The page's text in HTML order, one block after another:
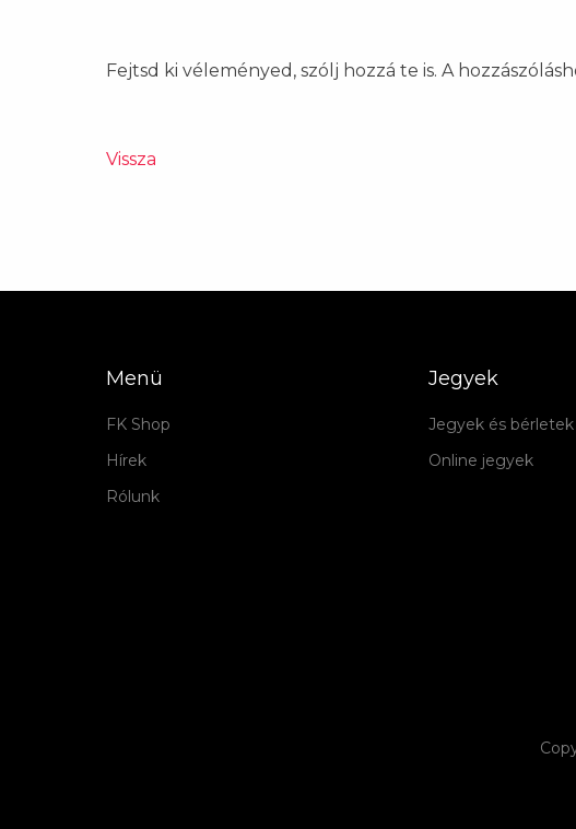
Fejtsd ki véleményed, szólj hozzá te is. A
Vissza
Menü
FK Shop
Hírek
Rólunk
Jegyek
Jegyek és bérletek
Online jegyek